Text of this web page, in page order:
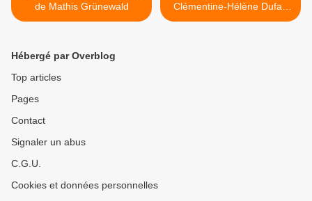
de Mathis Grünewald
Clémentine-Hélène Dufau
acquis par la mairie de
Hébergé par Overblog
Top articles
Pages
Contact
Signaler un abus
C.G.U.
Cookies et données personnelles